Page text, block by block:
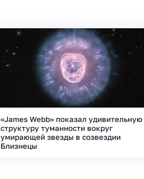
«James Webb» показал удивительную
структуру туманности вокруг
умирающей звезды в созвездии
Близнецы